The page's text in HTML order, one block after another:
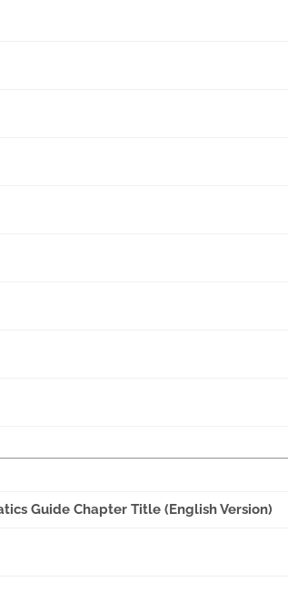
Guide Chapter Title (English Version)